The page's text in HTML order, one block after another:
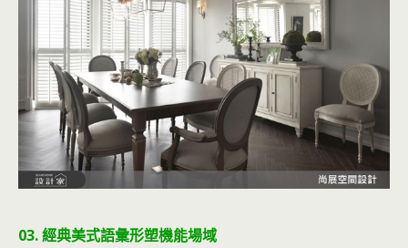
03. 經典美式語彙形塑機能場域